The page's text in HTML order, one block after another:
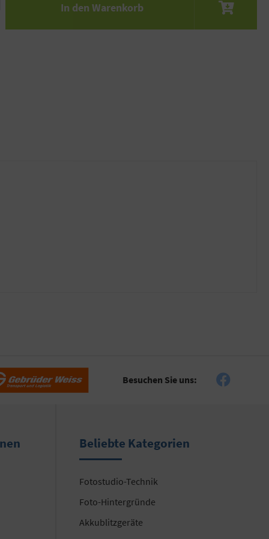
In den Warenkorb
Besuchen Sie uns:
Beliebte Kategorien
Fotostudio-Technik
Foto-Hintergründe
Akkublitzgeräte